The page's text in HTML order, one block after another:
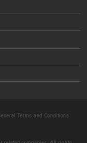
Terms and Conditions